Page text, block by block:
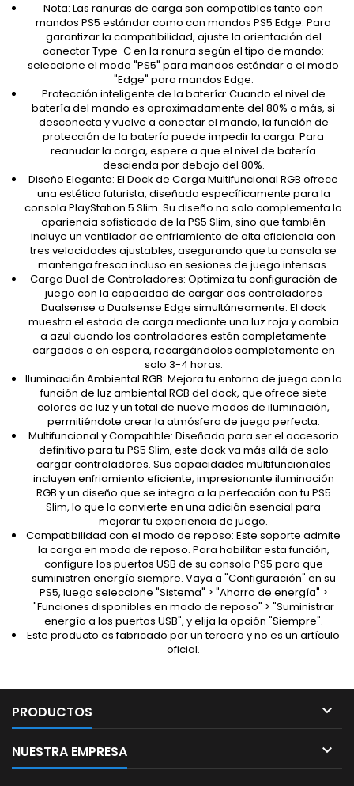
Nota: Las ranuras de carga son compatibles tanto con
mandos PS5 estándar como con mandos PS5 Edge. Para
garantizar la compatibilidad, ajuste la orientación del
conector Type-C en la ranura según el tipo de mando:
seleccione el modo "PS5" para mandos estándar o el modo
"Edge" para mandos Edge.
Protección inteligente de la batería: Cuando el nivel de
batería del mando es aproximadamente del 80% o más, si
desconecta y vuelve a conectar el mando, la función de
protección de la batería puede impedir la carga. Para
reanudar la carga, espere a que el nivel de batería
descienda por debajo del 80%.​
Diseño Elegante: El Dock de Carga Multifuncional RGB ofrece
una estética futurista, diseñada específicamente para la
consola PlayStation 5 Slim. Su diseño no solo complementa la
apariencia sofisticada de la PS5 Slim, sino que también
incluye un ventilador de enfriamiento de alta eficiencia con
tres velocidades ajustables, asegurando que tu consola se
mantenga fresca incluso en sesiones de juego intensas.
Carga Dual de Controladores: Optimiza tu configuración de
juego con la capacidad de cargar dos controladores
Dualsense o Dualsense Edge simultáneamente. El dock
muestra el estado de carga mediante una luz roja y cambia
a azul cuando los controladores están completamente
cargados o en espera, recargándolos completamente en
solo 3-4 horas.
Iluminación Ambiental RGB: Mejora tu entorno de juego con la
función de luz ambiental RGB del dock, que ofrece siete
colores de luz y un total de nueve modos de iluminación,
permitiéndote crear la atmósfera de juego perfecta.
Multifuncional y Compatible: Diseñado para ser el accesorio
definitivo para tu PS5 Slim, este dock va más allá de solo
cargar controladores. Sus capacidades multifuncionales
incluyen enfriamiento eficiente, impresionante iluminación
RGB y un diseño que se integra a la perfección con tu PS5
Slim, lo que lo convierte en una adición esencial para
mejorar tu experiencia de juego.
Compatibilidad con el modo de reposo: Este soporte admite
la carga en modo de reposo. Para habilitar esta función,
configure los puertos USB de su consola PS5 para que
suministren energía siempre. Vaya a "Configuración" en su
PS5, luego seleccione "Sistema" > "Ahorro de energía" >
"Funciones disponibles en modo de reposo" > "Suministrar
energía a los puertos USB", y elija la opción "Siempre".
Este producto es fabricado por un tercero y no es un artículo
oficial.
PRODUCTOS 
NUESTRA EMPRESA 